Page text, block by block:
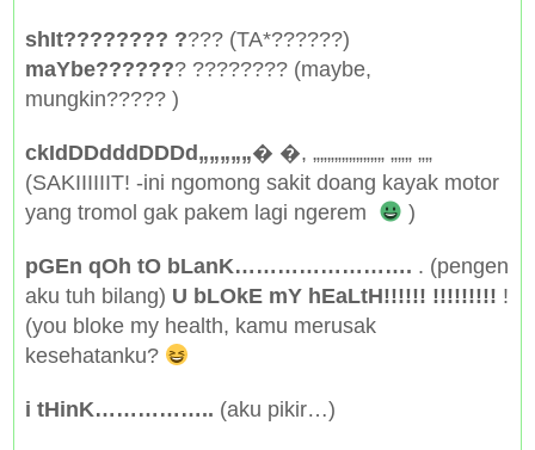
shIt???????? ???? (TA*??????)
maYbe??????? ???????? (maybe,
mungkin????? )
ckIdDDdddDDDd„„„„„� �, „„„„„„„„„„ „„„ „„
(SAKIIIIIIT! -ini ngomong sakit doang kayak motor
yang tromol gak pakem lagi ngerem
)
pGEn qOh tO bLanK……………………. . (pengen
aku tuh bilang) U bLOkE mY hEaLtH!!!!!! !!!!!!!!! !
(you bloke my health, kamu merusak
kesehatanku?
i tHinK…………….. (aku pikir…)